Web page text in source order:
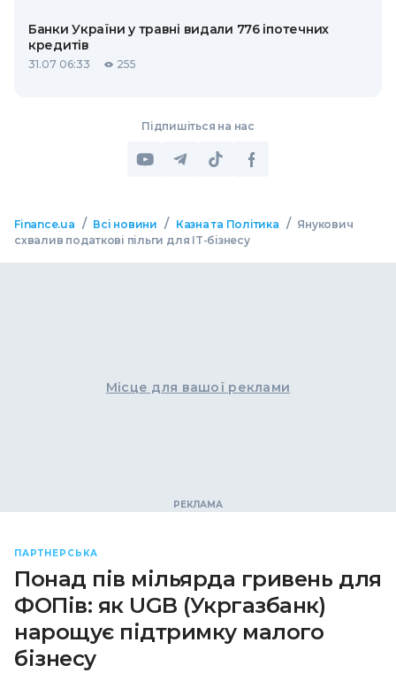
Банки України у травні видали 776 іпотечних
кредитів
31.07 06:33 255
Підпишіться на нас
Finance.ua / Всі новини / Казна та Політика / Янукович
схвалив податкові пільги для IT-бізнесу
Місце для вашої реклами
ПАРТНЕРСЬКА
Понад пів мільярда гривень для
ФОПів: як UGB (Укргазбанк)
нарощує підтримку малого
бізнесу